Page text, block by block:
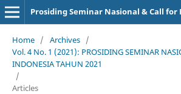
Prosiding Seminar Nasional & Call for
Home / Archives /
Vol. 4 No. 1 (2021): PROSIDING SEMINAR
INDONESIA TAHUN 2021
/
Articles